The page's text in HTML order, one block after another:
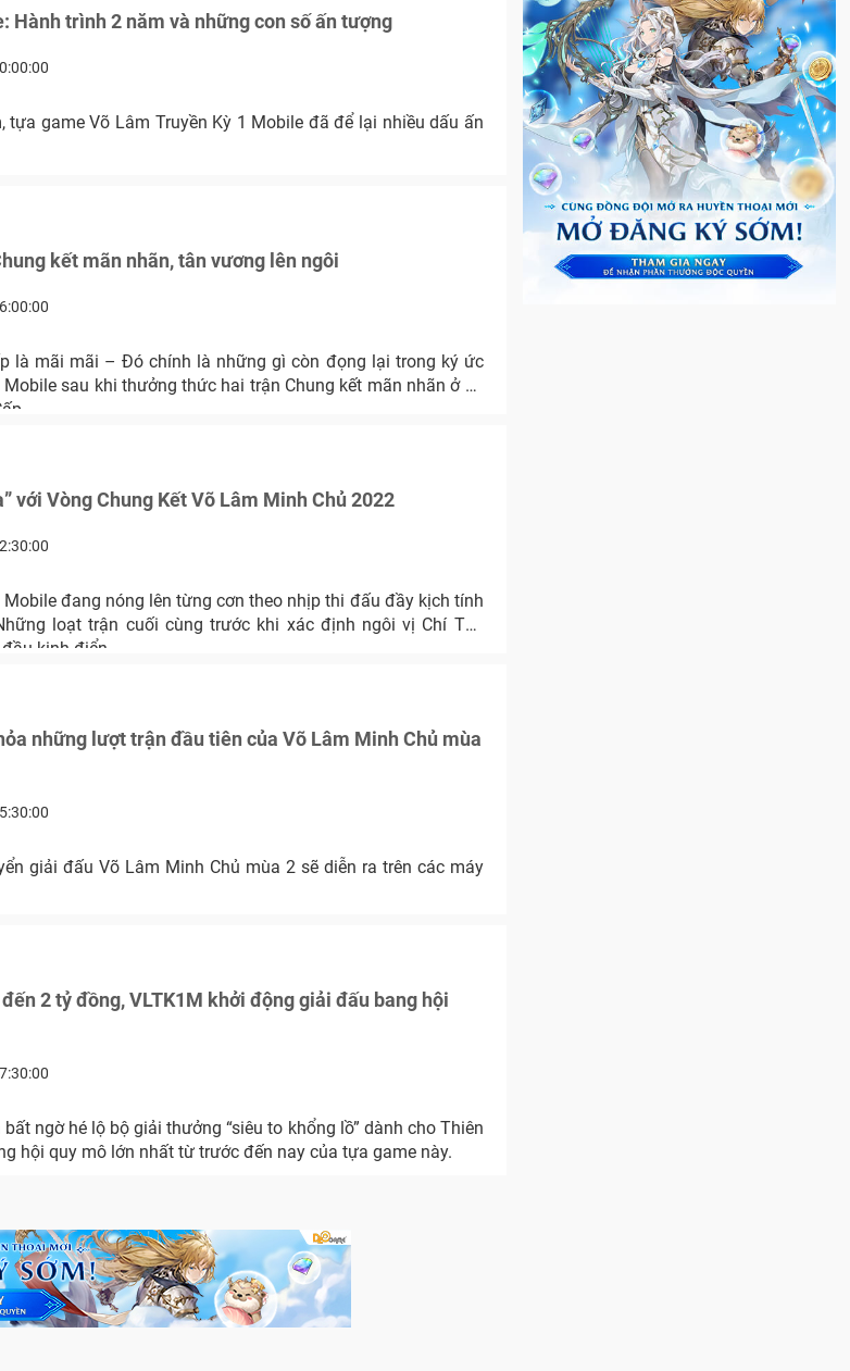
Hành trình 2 năm và những con số ấn tượng
tựa game Võ Lâm Truyền Kỳ 1 Mobile đã để lại nhiều dấu ấn
kết mãn nhãn, tân vương lên ngôi
là mãi mãi – Đó chính là những gì còn đọng lại trong ký ức
sau khi thưởng thức hai trận Chung kết mãn nhãn ở cả
với Vòng Chung Kết Võ Lâm Minh Chủ 2022
Mobile đang nóng lên từng cơn theo nhịp thi đấu đầy kịch tính
loạt trận cuối cùng trước khi xác định ngôi vị Chí Tôn
kinh điển.
những lượt trận đầu tiên của Võ Lâm Minh Chủ mùa
giải đấu Võ Lâm Minh Chủ mùa 2 sẽ diễn ra trên các máy
2 tỷ đồng, VLTK1M khởi động giải đấu bang hội
ngờ hé lộ bộ giải thưởng “siêu to khổng lồ” dành cho Thiên
hội quy mô lớn nhất từ trước đến nay của tựa game này.